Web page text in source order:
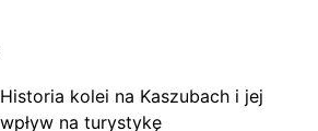
Historia kolei na Kaszubach i jej
wpływ na turystykę